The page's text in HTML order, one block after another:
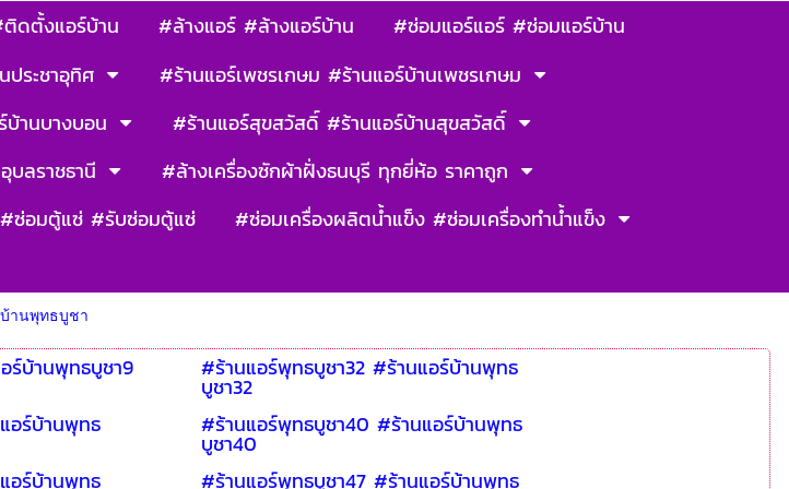
ดตั้งแอร์บ้าน #ล้างแอร์ #ล้างแอร์บ้าน
#ซ่อมแอร์แอร์ #ซ่อมแอร์บ้าน
ประชาอุทิศ
#ร้านแอร์เพชรเกษม #ร้านแอร์บ้านเพชรเกษม
านบางบอน
#ร้านแอร์สุขสวัสดิ์ #ร้านแอร์บ้านสุขสวัสดิ์
บลราชธานี
#ล้างเครื่องซักผ้าฝั่งธนบุรี ทุกยี่ห้อ ราคาถูก
#ซ่อมตู้แซ่ #รับซ่อมตู้แซ่
#ซ่อมเครื่องผลิตน้ำแข็ง #ซ่อมเครื่องทำน้ำแข็ง
านพุทธบูชา
ร์บ้านพุทธบูชา9 #ร้านแอร์พุทธบูชา32 #ร้านแอร์บ้านพุทธ
บูชา32
อร์บ้านพุทธ #ร้านแอร์พุทธบูชา40 #ร้านแอร์บ้านพุทธ
บูชา40
อร์บ้านพุทธ #ร้านแอร์พุทธบูชา47 #ร้านแอร์บ้านพุทธ